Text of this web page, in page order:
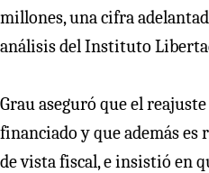
millones, una cifra
análisis del Instituto
Grau aseguró que el
financiado y que además es
de vista fiscal, e insistió en